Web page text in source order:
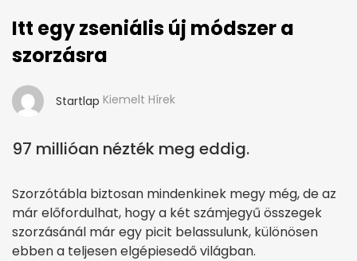
Itt egy zseniális új módszer a
szorzásra
Startlap Kiemelt Hírek
97 millióan nézték meg eddig.
Szorzótábla biztosan mindenkinek megy még, de az
már előfordulhat, hogy a két számjegyű összegek
szorzásánál már egy picit belassulunk, különösen
ebben a teljesen elgépiesedő világban.